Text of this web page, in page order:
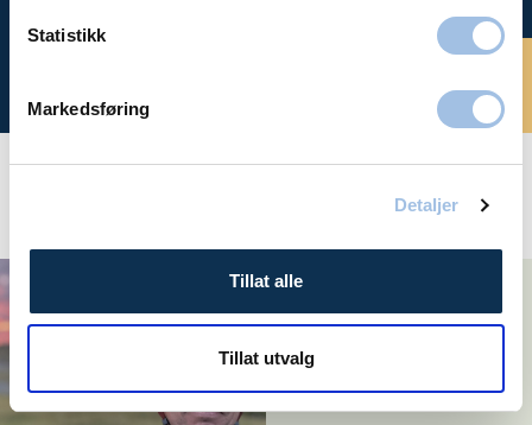
Statistikk
Markedsføring
Detaljer
Tillat alle
Tillat utvalg
– Det hadde ikke vært
mulig å fullføre
sykkelrittet uten den
hjelpen jeg fikk!